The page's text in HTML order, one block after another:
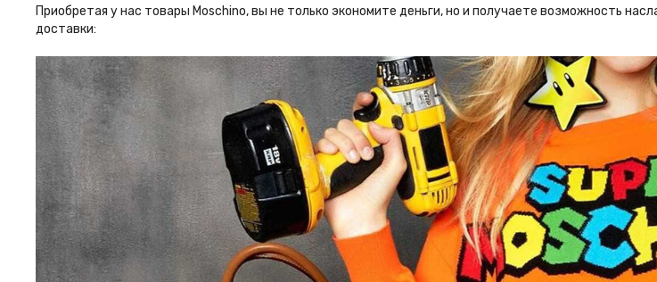
Приобретая у нас товары Moschino, вы не только экономите деньги, но и получаете возможность
доставки: